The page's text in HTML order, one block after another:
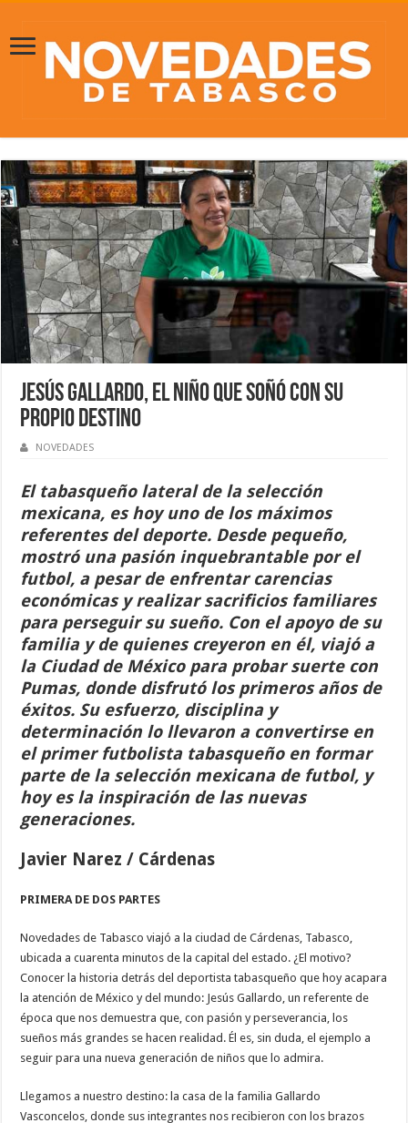
Jesús Gallardo, EL NIÑO QUE SOÑÓ CON SU
PROPIO DESTINO
NOVEDADES
El tabasqueño lateral de la selección
mexicana, es hoy uno de los máximos
referentes del deporte. Desde pequeño,
mostró una pasión inquebrantable por el
futbol, a pesar de enfrentar carencias
económicas y realizar sacrificios familiares
para perseguir su sueño. Con el apoyo de su
familia y de quienes creyeron en él, viajó a
la Ciudad de México para probar suerte con
Pumas, donde disfrutó los primeros años de
éxitos. Su esfuerzo, disciplina y
determinación lo llevaron a convertirse en
el primer futbolista tabasqueño en formar
parte de la selección mexicana de futbol, y
hoy es la inspiración de las nuevas
generaciones.
Javier Narez / Cárdenas
PRIMERA DE DOS PARTES
Novedades de Tabasco viajó a la ciudad de Cárdenas, Tabasco,
ubicada a cuarenta minutos de la capital del estado. ¿El motivo?
Conocer la historia detrás del deportista tabasqueño que hoy acapara
la atención de México y del mundo: Jesús Gallardo, un referente de
época que nos demuestra que, con pasión y perseverancia, los
sueños más grandes se hacen realidad. Él es, sin duda, el ejemplo a
seguir para una nueva generación de niños que lo admira.
Llegamos a nuestro destino: la casa de la familia Gallardo
Vasconcelos, donde sus integrantes nos recibieron con los brazos